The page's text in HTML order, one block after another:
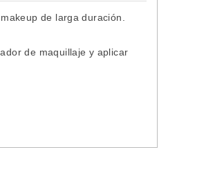
de larga duración.
de maquillaje y aplicar